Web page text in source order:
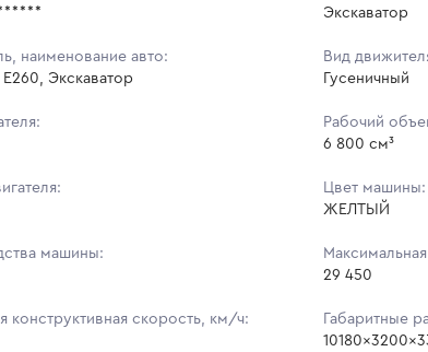
Экскаватор
наименование авто:
E260, Экскаватор
Вид
Гусеничный
Рабочий
6 800 см³
Цвет машины:
ЖЕЛТЫЙ
машины:
29 450
конструктивная скорость, км/ч:
Габаритные